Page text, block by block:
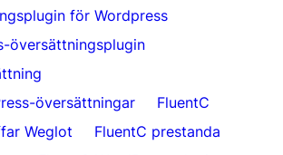
för Wordpress
översättningsplugin
översättningar
FluentC
Weglot
FluentC prestanda